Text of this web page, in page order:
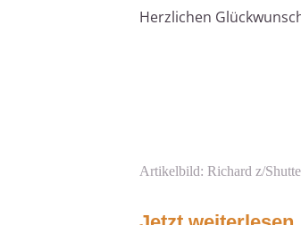
Herzlichen
Artikelbild: Richard z/